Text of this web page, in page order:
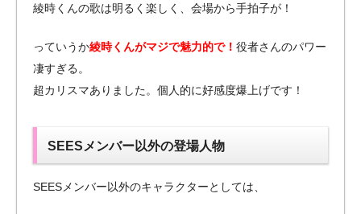
綾時くんの歌は明るく楽しく、会場から手拍子が！
っていうか綾時くんがマジで魅力的で！ 役者さんのパワー
凄すぎる。
超カリスマありました。個人的に好感度爆上げです！
SEESメンバー以外の登場人物
SEESメンバー以外のキャラクターとしては、